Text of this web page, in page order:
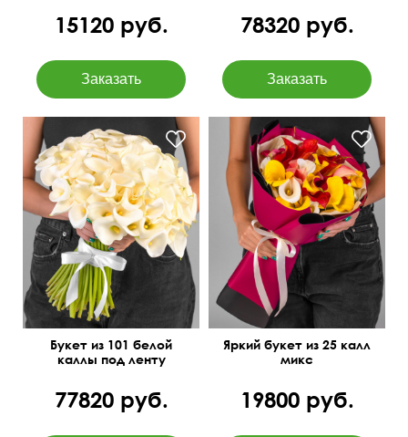
15120 руб. 78320 руб.
Букет из 101 белой
каллы под ленту
77820 руб.
Яркий букет из 25 калл
микс
19800 руб.